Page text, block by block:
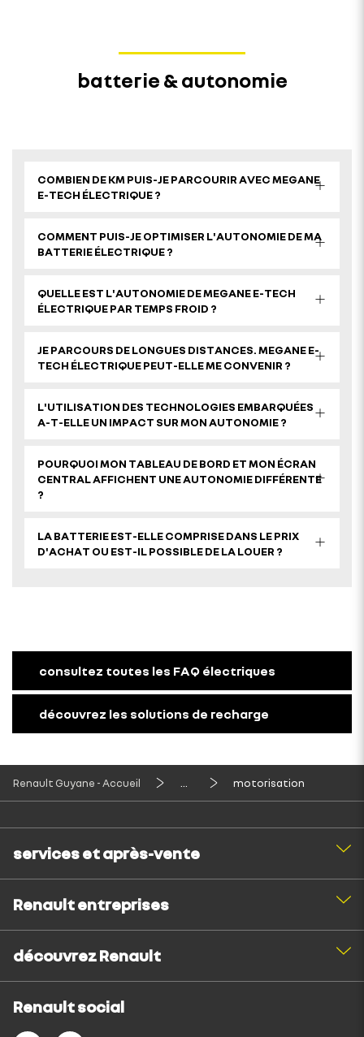
batterie & autonomie
COMBIEN DE KM PUIS-JE PARCOURIR AVEC MEGANE
E-TECH ÉLECTRIQUE ?
COMMENT PUIS-JE OPTIMISER L'AUTONOMIE DE MA
BATTERIE ÉLECTRIQUE ?
QUELLE EST L'AUTONOMIE DE MEGANE E-TECH
ÉLECTRIQUE PAR TEMPS FROID ?
JE PARCOURS DE LONGUES DISTANCES. MEGANE E-
TECH ÉLECTRIQUE PEUT-ELLE ME CONVENIR ?
L'UTILISATION DES TECHNOLOGIES EMBARQUÉES
A-T-ELLE UN IMPACT SUR MON AUTONOMIE ?
POURQUOI MON TABLEAU DE BORD ET MON ÉCRAN
CENTRAL AFFICHENT UNE AUTONOMIE DIFFÉRENTE
?
LA BATTERIE EST-ELLE COMPRISE DANS LE PRIX
D'ACHAT OU EST-IL POSSIBLE DE LA LOUER ?
consultez toutes les FAQ électriques
découvrez les solutions de recharge